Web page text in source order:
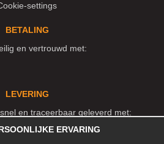
settings
BETALING
en vertrouwd met:
LEVERING
en traceerbaar geleverd met:
ERVARING